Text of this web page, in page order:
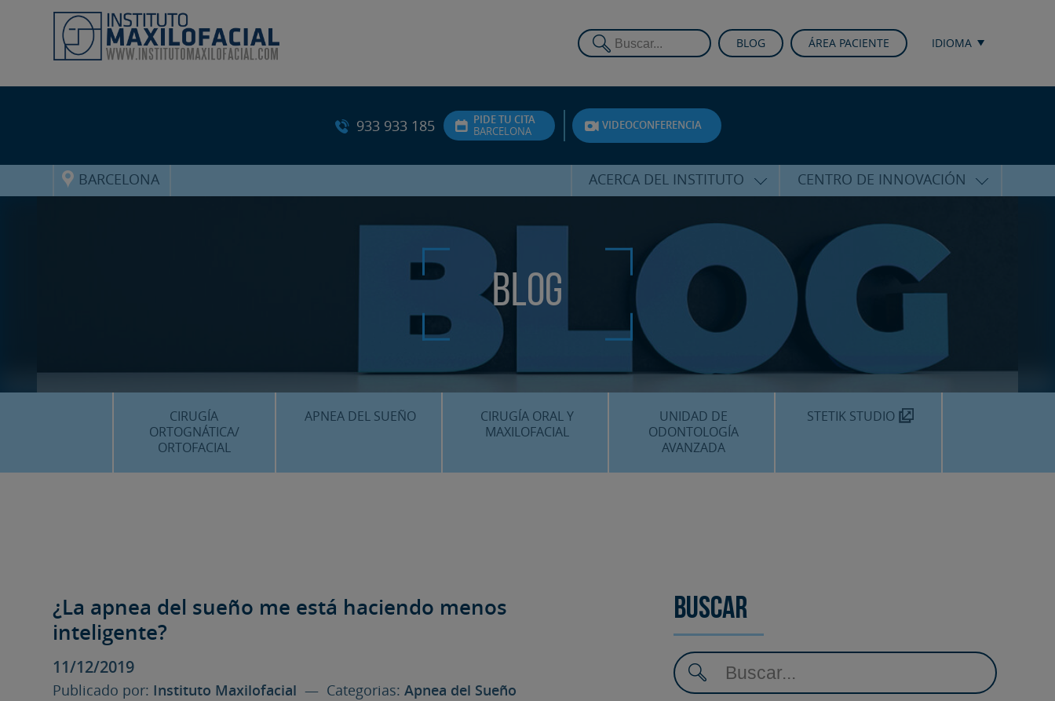
BLOG ÁREA PACIENTE IDIOMA
933 933 185
PIDE TU CITA
BARCELONA
VIDEOCONFERENCIA
BARCELONA ACERCA DEL INSTITUTO
EQUIPO
ATENCIÓN PERSONALIZADA
UNIDAD DE ACOMPAÑAMIENTO
PSICOLÓGICO
SERVICIOS INTERNACIONALES
CENTRO MÉDICO TEKNON
CENTRO DE INNOVACIÓN
CURSOS Y CONFERENCIAS
FORMACIÓN
PUBLICACIONES CIENTÍFICAS
LA VOZ DEL EXPERTO
Blog
CIRUGÍA
ORTOGNÁTICA/
ORTOFACIAL
APNEA DEL SUEÑO
FAQS
CIRUGÍA ORAL Y
MAXILOFACIAL
UNIDAD DE
ODONTOLOGÍA
AVANZADA
STETIK STUDIO
¿La apnea del sueño me está haciendo menos
inteligente?
11/12/2019
Publicado por: Instituto Maxilofacial — Categorias:Apnea del Sueño
Buscar